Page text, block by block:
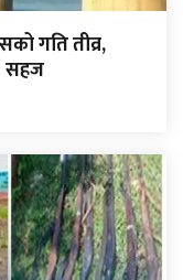
गति तीव्र,
सहज